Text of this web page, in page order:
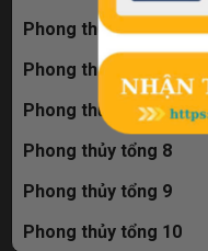
Phong thủy tổng 5
Phong thủy tổng 6
Phong thủy tổng 7
Phong thủy tổng 8
Phong thủy tổng 9
Phong thủy tổng 10